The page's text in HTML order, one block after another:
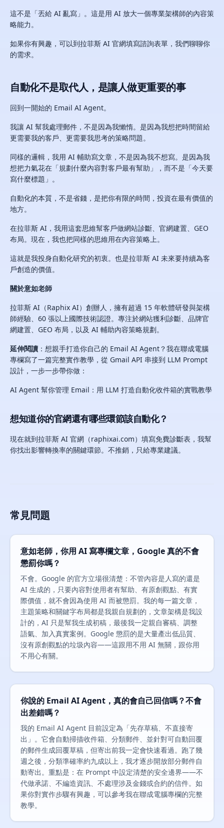
這不是「丟給 AI 亂寫」。這是用 AI 放大一個專業架構師的內容策
略能力。
如果你有興趣，可以到拉菲斯 AI 官網填寫諮詢表單，我們聊聊你
的需求。
自動化不是取代人，是讓人做更重要的事
回到一開始的 Email AI Agent。
我讓 AI 幫我處理郵件，不是因為我懶惰。是因為我想把時間留給
更需要我的客戶、更需要我思考的策略問題。
同樣的邏輯，我用 AI 輔助寫文章，不是因為我不想寫。是因為我
想把力氣花在「規劃什麼內容對客戶最有幫助」，而不是「今天要
寫什麼標題」。
自動化的本質，不是省錢，是把你有限的時間，投資在最有價值的
地方。
在拉菲斯 AI，我用這套思維幫客戶做網站診斷、官網建置、GEO
布局。現在，我也把同樣的思維用在內容策略上。
這就是我投身自動化研究的初衷。也是拉菲斯 AI 未來要持續為客
戶創造的價值。
關於意如老師
拉菲斯 AI（Raphix AI）創辦人，擁有超過 15 年軟體研發與架構
師經驗、60 張以上國際技術認證。專注於網站獲利診斷、品牌官
網建置、GEO 布局，以及 AI 輔助內容策略規劃。
延伸閱讀 ：想親手打造你自己的 Email AI Agent？我在聯成電腦
專欄寫了一篇完整實作教學，從 Gmail API 串接到 LLM Prompt
設計，一步一步帶你做：
AI Agent 幫你管理 Email：用 LLM 打造自動化收件箱的實戰教學
想知道你的官網還有哪些環節該自動化？
現在就到拉菲斯 AI 官網（raphixai.com）填寫免費診斷表，我幫
你找出影響轉換率的關鍵環節。不推銷，只給專業建議。
常見問題
意如老師，你用 AI 寫專欄文章，Google 真的不會
懲罰你嗎？
不會。Google 的官方立場很清楚：不管內容是人寫的還是
AI 生成的，只要內容對使用者有幫助、有原創觀點、有實
際價值，就不會因為使用 AI 而被懲罰。我的每一篇文章，
主題策略和關鍵字布局都是我親自規劃的，文章架構是我設
計的，AI 只是幫我生成初稿，最後我一定親自審稿、調整
語氣、加入真實案例。Google 懲罰的是大量產出低品質、
沒有原創觀點的垃圾內容——這跟用不用 AI 無關，跟你用
不用心有關。
你說的 Email AI Agent，真的會自己回信嗎？不會
出差錯嗎？
我的 Email AI Agent 目前設定為「先存草稿、不直接寄
出」。它會自動掃描收件箱、分類郵件、並針對可自動回覆
的郵件生成回覆草稿，但寄出前我一定會快速看過。跑了幾
週之後，分類準確率約九成以上，我才逐步開放部分郵件自
動寄出。重點是：在 Prompt 中設定清楚的安全邊界——不
代做承諾、不編造資訊、不處理涉及金錢或合約的信件。如
果你對實作步驟有興趣，可以參考我在聯成電腦專欄的完整
教學。